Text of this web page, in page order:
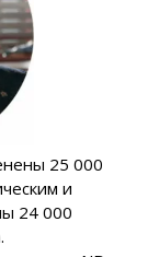
25 000
и
24 000